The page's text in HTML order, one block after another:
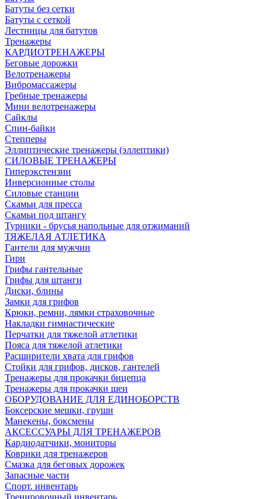
Батуты без сетки
Батуты с сеткой
Лестницы для батутов
Тренажеры
КАРДИОТРЕНАЖЕРЫ
Беговые дорожки
Велотренажеры
Вибромассажеры
Гребные тренажеры
Мини велотренажеры
Сайклы
Спин-байки
Степперы
Эллиптические тренажеры (эллептики)
СИЛОВЫЕ ТРЕНАЖЕРЫ
Гиперэкстензии
Инверсионные столы
Силовые станции
Скамьи для пресса
Скамьи под штангу
Турники - брусья напольные для отжиманий
ТЯЖЕЛАЯ АТЛЕТИКА
Гантели для мужчин
Гири
Грифы гантельные
Грифы для штанги
Диски, блины
Замки для грифов
Крюки, ремни, лямки страховочные
Накладки гимнастические
Перчатки для тяжелой атлетики
Пояса для тяжелой атлетики
Расширители хвата для грифов
Стойки для грифов, дисков, гантелей
Тренажеры для прокачки бицепца
Тренажеры для прокачки шеи
ОБОРУДОВАНИЕ ДЛЯ ЕДИНОБОРСТВ
Боксерские мешки, груши
Манекены, боксмены
АКСЕССУАРЫ ДЛЯ ТРЕНАЖЕРОВ
Кардиодатчики, мониторы
Коврики для тренажеров
Смазка для беговых дорожек
Запасные части
Спорт. инвентарь
Тренировочный инвентарь